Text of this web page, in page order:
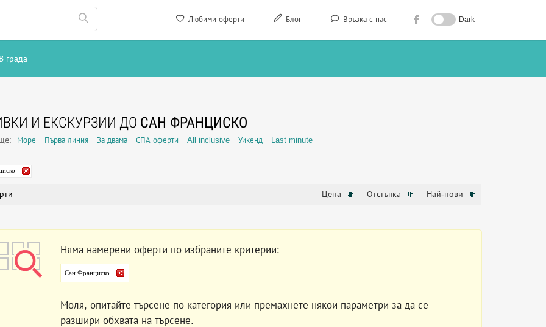
Любими оферти Блог Връзка с нас Dark
В града
И ЕКСКУРЗИИ ДО САН ФРАНЦИСКО
Море Първа линия За двама СПА оферти All inclusive Уикенд Last minute
Цена Отстъпка Най-нови
Няма намерени оферти по избраните критерии:
Сан Франциско
Моля, опитайте търсене по категория или премахнете някои параметри за да се
разшири обхвата на търсене.